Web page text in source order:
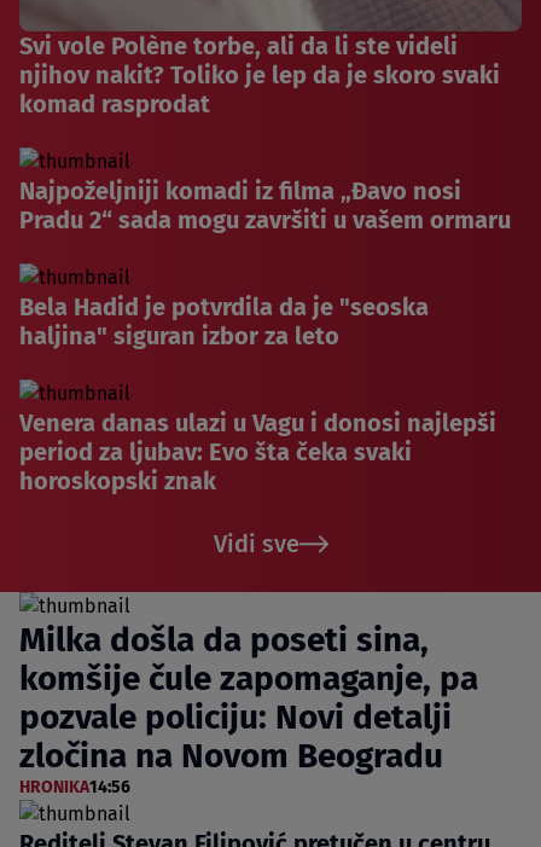
Svi vole Polène torbe, ali da li ste videli
njihov nakit? Toliko je lep da je skoro svaki
komad rasprodat
Najpoželjniji komadi iz filma „Đavo nosi
Pradu 2“ sada mogu završiti u vašem ormaru
Bela Hadid je potvrdila da je "seoska
haljina" siguran izbor za leto
Venera danas ulazi u Vagu i donosi najlepši
period za ljubav: Evo šta čeka svaki
horoskopski znak
Vidi sve
Milka došla da poseti sina,
komšije čule zapomaganje, pa
pozvale policiju: Novi detalji
zločina na Novom Beogradu
HRONIKA14:56